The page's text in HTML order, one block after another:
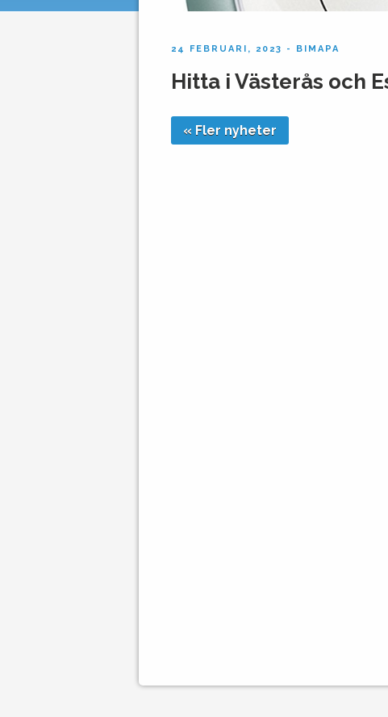
24 FEBRUARI, 2023 - BIMAPA
Hitta i Västerås och
« Fler nyheter